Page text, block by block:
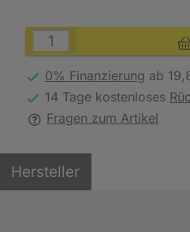
0% Finanzierung ab
14 Tage kostenloses
Fragen zum Artikel
Hersteller